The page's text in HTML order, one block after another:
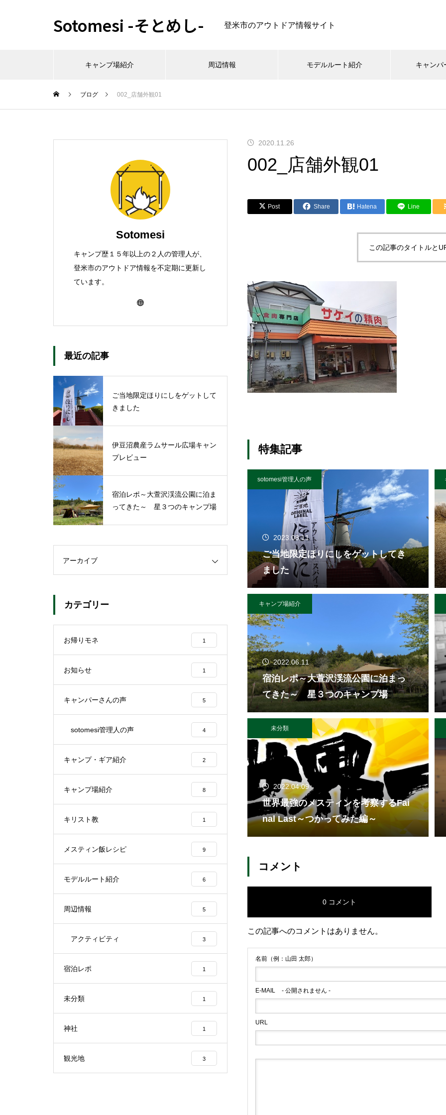
Sotomesi -そとめし- 登米市のアウトドア情報サイト
キャンプ場紹介 周辺情報 モデルルート紹介 キャンパ
ブログ 002_店舗外観01
2020.11.26
002_店舗外観01
Post Share Hatena Line
この記事のタイトルと
特集記事
sotomesi管理人の声
2023.08.11
ご当地限定ほりにしをゲットしてき
ました
キャンプ場紹介
2022.06.11
宿泊レポ～大萱沢渓流公園に泊まっ
てきた～ 星３つのキャンプ場
未分類
2022.04.09
世界最強のメスティンを考察するFai
nal Last～つかってみた編～
コメント
0 コメント
この記事へのコメントはありません。
名前（例：山田 太郎）
E-MAIL - 公開されません -
URL
Sotomesi
キャンプ歴１５年以上の２人の管理人が、
登米市のアウトドア情報を不定期に更新し
ています。
最近の記事
ご当地限定ほりにしをゲットして
きました
伊豆沼農産ラムサール広場キャン
プレビュー
宿泊レポ～大萱沢渓流公園に泊ま
ってきた～ 星３つのキャンプ場
アーカイブ
カテゴリー
お帰りモネ 1
お知らせ 1
キャンパーさんの声 5
sotomesi管理人の声 4
キャンプ・ギア紹介 2
キャンプ場紹介 8
キリスト教 1
メスティン飯レシピ 9
モデルルート紹介 6
周辺情報 5
アクティビティ 3
宿泊レポ 1
未分類 1
神社 1
観光地 3